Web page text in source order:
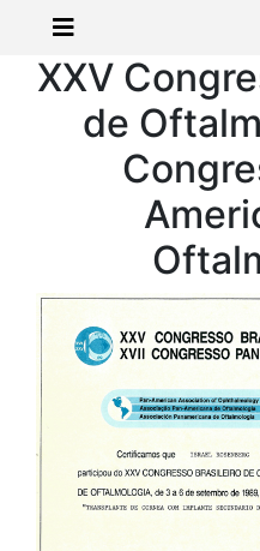
XXV
de